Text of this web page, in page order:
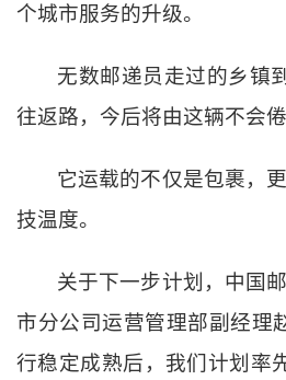
个城市服务的升级。
无数邮递员走过的乡镇
往返路，今后将由这辆不会
它运载的不仅是包裹，
技温度。
关于下一步计划，中国
市分公司运营管理部副经理
行稳定成熟后，我们计划率